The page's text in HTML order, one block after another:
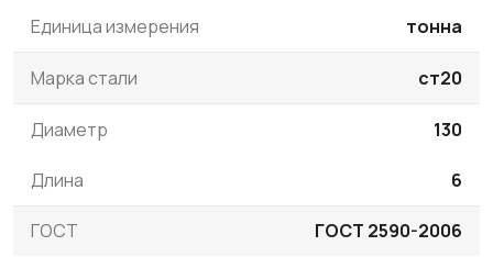
Единица измерения тонна
Марка стали ст20
Диаметр 130
Длина 6
ГОСТ ГОСТ 2590-2006